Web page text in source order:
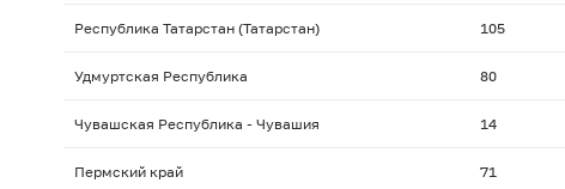
Республика Татарстан (Татарстан) 105
Удмуртская Республика 80
Чувашская Республика - Чувашия 14
Пермский край 71